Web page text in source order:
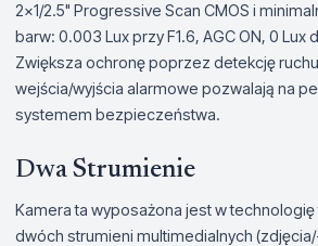
2x1/2.5" Progressive Scan CMOS i
barw: 0.003 Lux przy F1.6, AGC ON, 0 Lux
Zwiększa ochronę poprzez detekcję
wejścia/wyjścia alarmowe pozwalają na
systemem bezpieczeństwa.
Dwa Strumienie
Kamera ta wyposażona jest w
dwóch strumieni multimedialnych